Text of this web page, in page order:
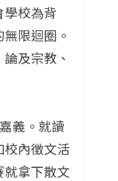
學校為背
限迴圈。
及宗教、
義。就讀
校內徵文活
拿下散文